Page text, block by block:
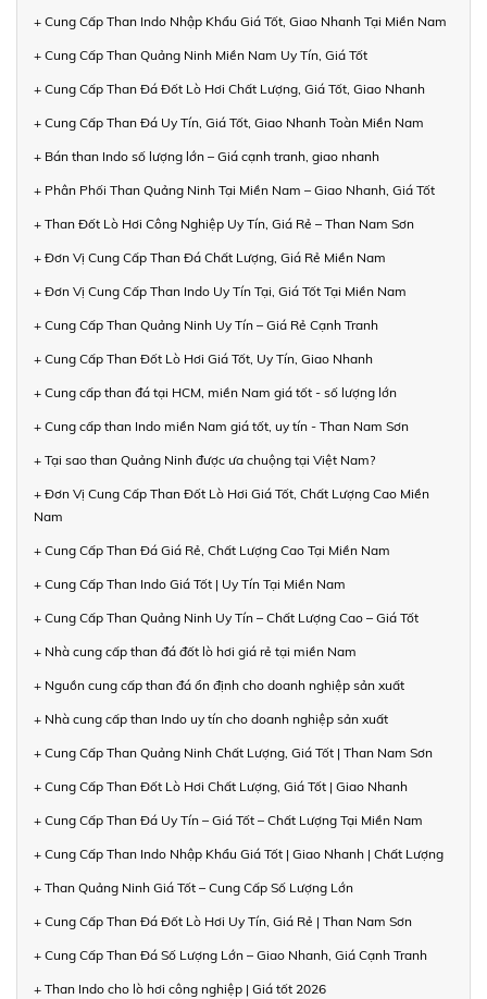
+ Cung Cấp Than Indo Nhập Khẩu Giá Tốt, Giao Nhanh Tại Miền Nam
+ Cung Cấp Than Quảng Ninh Miền Nam Uy Tín, Giá Tốt
+ Cung Cấp Than Đá Đốt Lò Hơi Chất Lượng, Giá Tốt, Giao Nhanh
+ Cung Cấp Than Đá Uy Tín, Giá Tốt, Giao Nhanh Toàn Miền Nam
+ Bán than Indo số lượng lớn – Giá cạnh tranh, giao nhanh
+ Phân Phối Than Quảng Ninh Tại Miền Nam – Giao Nhanh, Giá Tốt
+ Than Đốt Lò Hơi Công Nghiệp Uy Tín, Giá Rẻ – Than Nam Sơn
+ Đơn Vị Cung Cấp Than Đá Chất Lượng, Giá Rẻ Miền Nam
+ Đơn Vị Cung Cấp Than Indo Uy Tín Tại, Giá Tốt Tại Miền Nam
+ Cung Cấp Than Quảng Ninh Uy Tín – Giá Rẻ Cạnh Tranh
+ Cung Cấp Than Đốt Lò Hơi Giá Tốt, Uy Tín, Giao Nhanh
+ Cung cấp than đá tại HCM, miền Nam giá tốt - số lượng lớn
+ Cung cấp than Indo miền Nam giá tốt, uy tín - Than Nam Sơn
+ Tại sao than Quảng Ninh được ưa chuộng tại Việt Nam?
+ Đơn Vị Cung Cấp Than Đốt Lò Hơi Giá Tốt, Chất Lượng Cao Miền
Nam
+ Cung Cấp Than Đá Giá Rẻ, Chất Lượng Cao Tại Miền Nam
+ Cung Cấp Than Indo Giá Tốt | Uy Tín Tại Miền Nam
+ Cung Cấp Than Quảng Ninh Uy Tín – Chất Lượng Cao – Giá Tốt
+ Nhà cung cấp than đá đốt lò hơi giá rẻ tại miền Nam
+ Nguồn cung cấp than đá ổn định cho doanh nghiệp sản xuất
+ Nhà cung cấp than Indo uy tín cho doanh nghiệp sản xuất
+ Cung Cấp Than Quảng Ninh Chất Lượng, Giá Tốt | Than Nam Sơn
+ Cung Cấp Than Đốt Lò Hơi Chất Lượng, Giá Tốt | Giao Nhanh
+ Cung Cấp Than Đá Uy Tín – Giá Tốt – Chất Lượng Tại Miền Nam
+ Cung Cấp Than Indo Nhập Khẩu Giá Tốt | Giao Nhanh | Chất Lượng
+ Than Quảng Ninh Giá Tốt – Cung Cấp Số Lượng Lớn
+ Cung Cấp Than Đá Đốt Lò Hơi Uy Tín, Giá Rẻ | Than Nam Sơn
+ Cung Cấp Than Đá Số Lượng Lớn – Giao Nhanh, Giá Cạnh Tranh
+ Than Indo cho lò hơi công nghiệp | Giá tốt 2026